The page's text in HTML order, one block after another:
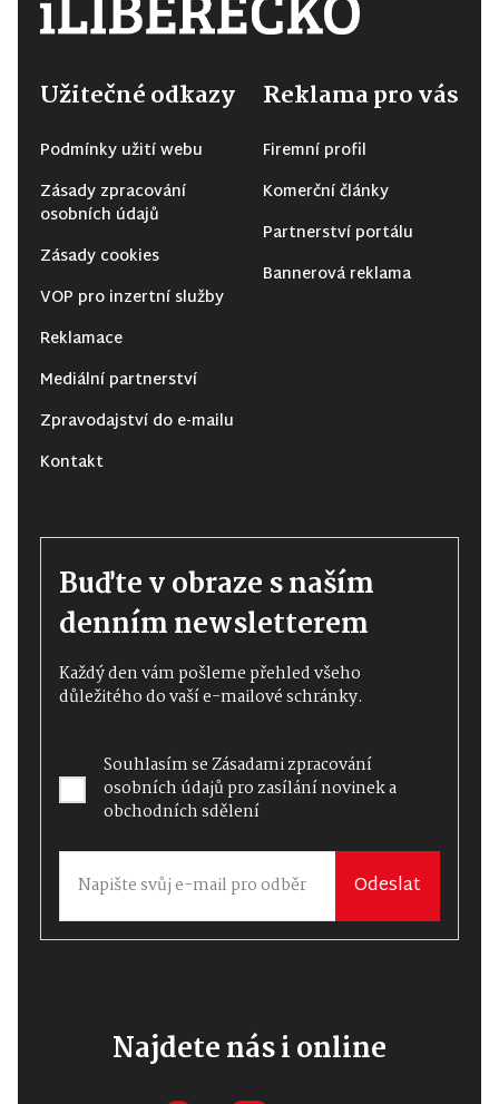
Užitečné odkazy
Podmínky užití webu
Zásady zpracování
osobních údajů
Zásady cookies
VOP pro inzertní služby
Reklamace
Mediální partnerství
Zpravodajství do e-mailu
Kontakt
Reklama pro vás
Firemní profil
Komerční články
Partnerství portálu
Bannerová reklama
Buďte v obraze s naším
denním newsletterem
Každý den vám pošleme přehled všeho
důležitého do vaší e-mailové schránky.
Souhlasím seZásadami zpracování
osobních údajůpro zasílání novinek a
obchodních sdělení
Odeslat
Najdete nás i online